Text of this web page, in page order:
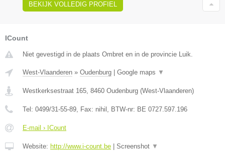
BEKIJK VOLLEDIG PROFIEL
ICount
Niet gevestigd in de plaats Ombret en in de provincie Luik.
West-Vlaanderen » Oudenburg Google maps ▼
Westkerksestraat 165, 8460 Oudenburg (West-Vlaanderen)
Tel: 0499/31-55-89, Fax: nihil , BTW-nr: BE 0727.597.196
E-mail › ICount
Website: http://www.i-count.be Screenshot ▼